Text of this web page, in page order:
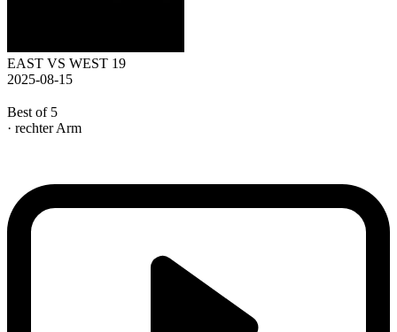
EAST VS WEST 19
2025-08-15
Best of 5
· rechter Arm